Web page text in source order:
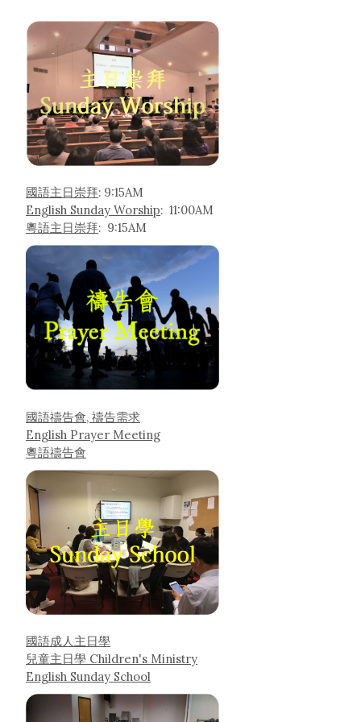
國語主日崇拜: 9:15AM
English Sunday Worship: 11:00AM
粵語主日崇拜: 9:15AM
國語禱告會, 禱告需求
English Prayer Meeting
粵語禱告會
國語成人主日學
兒童主日學 Children's Ministry
English Sunday School